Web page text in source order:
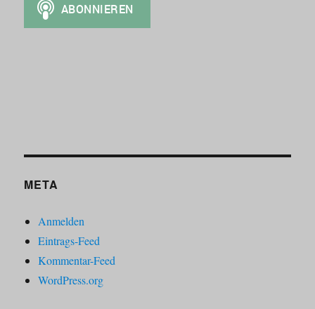
META
Anmelden
Eintrags-Feed
Kommentar-Feed
WordPress.org